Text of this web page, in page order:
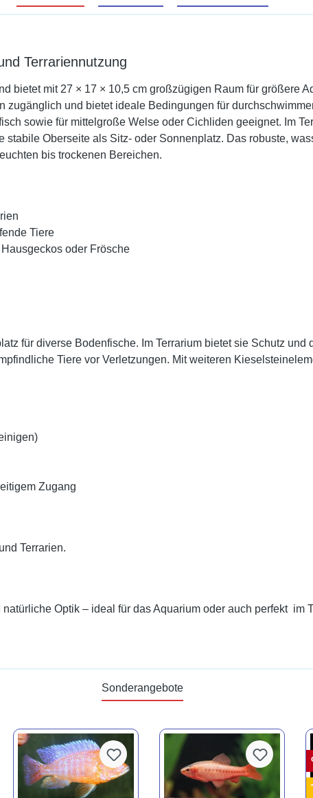
Terrariennutzung
bietet mit 27 × 17 × 10,5 cm großzügigen Raum für größere
zugänglich und bietet ideale Bedingungen für
sowie für mittelgroße Welse oder Cichliden geeignet. Im
Oberseite als Sitz- oder Sonnenplatz. Das robuste,
bis trockenen Bereichen.
Tiere
oder Frösche
für diverse Bodenfische. Im Terrarium bietet sie Schutz
Tiere vor Verletzungen. Mit weiteren
Zugang
Terrarien.
Optik – ideal für das Aquarium oder auch perfekt im
Sonderangebote